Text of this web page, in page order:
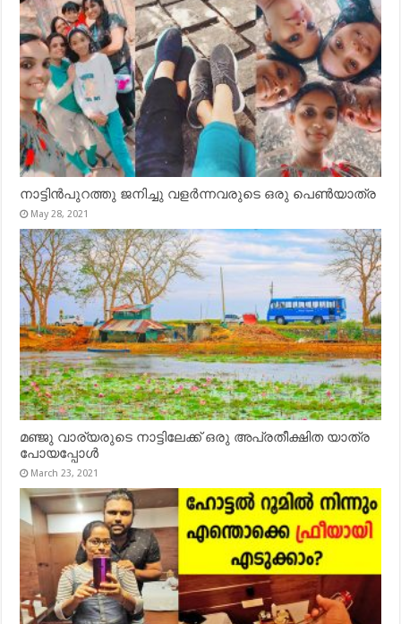
നാട്ടിൻപുറത്തു ജനിച്ചു വളർന്നവരുടെ ഒരു പെൺയാത്ര
May 28, 2021
മഞ്ജു വാര്യരുടെ നാട്ടിലേക്ക് ഒരു അപ്രതീക്ഷിത യാത്ര
പോയപ്പോൾ
March 23, 2021